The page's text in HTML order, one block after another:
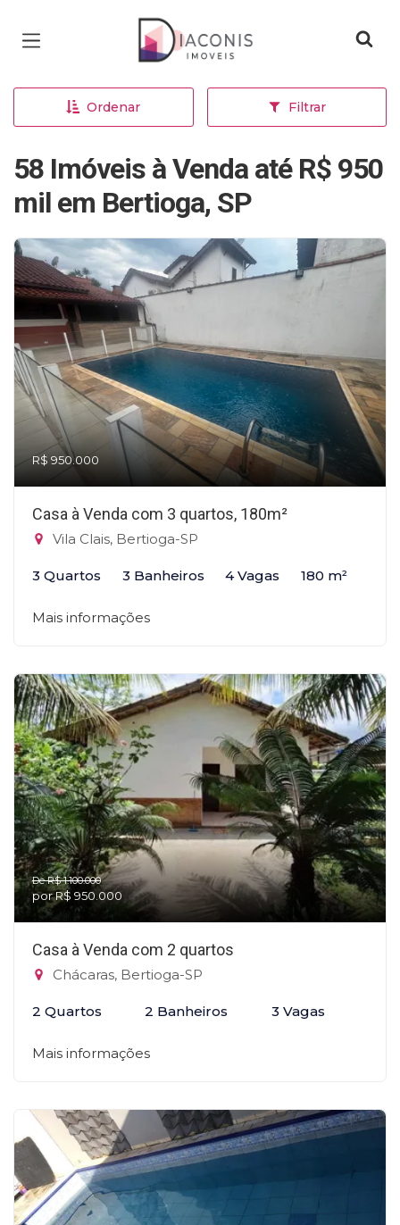
Página inicial
Ordenar Filtrar
58 Imóveis à Venda até R$ 950
mil em Bertioga, SP
R$ 950.000
Casa à Venda com 3 quartos, 180m²
Vila Clais, Bertioga-SP
3 Quartos 3 Banheiros 4 Vagas 180 m²
Mais informações
De R$ 1.100.000
por R$ 950.000
Casa à Venda com 2 quartos
Chácaras, Bertioga-SP
2 Quartos 2 Banheiros 3 Vagas
Mais informações